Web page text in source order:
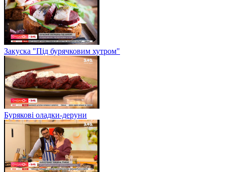
Закуска "Під бурячковим хутром"
Бурякові оладки-деруни